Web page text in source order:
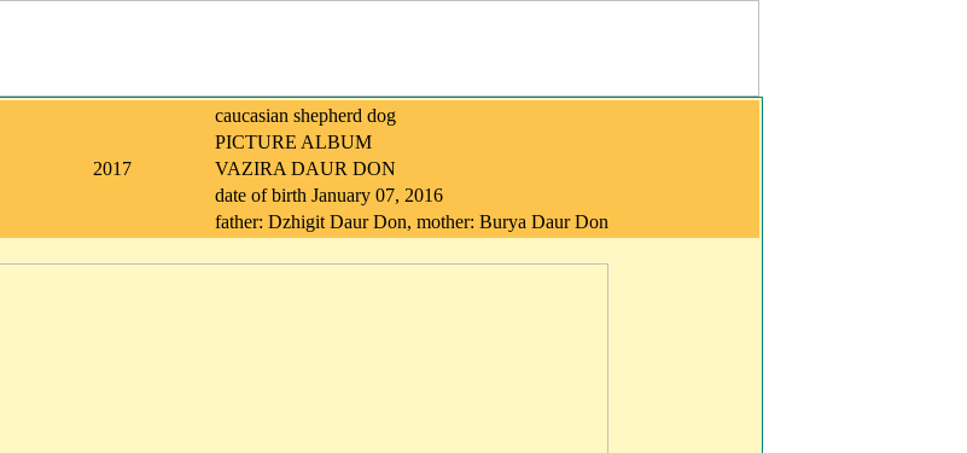
2017
caucasian shepherd dog
PICTURE ALBUM
VAZIRA DAUR DON
date of birth January 07, 2016
father: Dzhigit Daur Don, mother: Burya Daur Don